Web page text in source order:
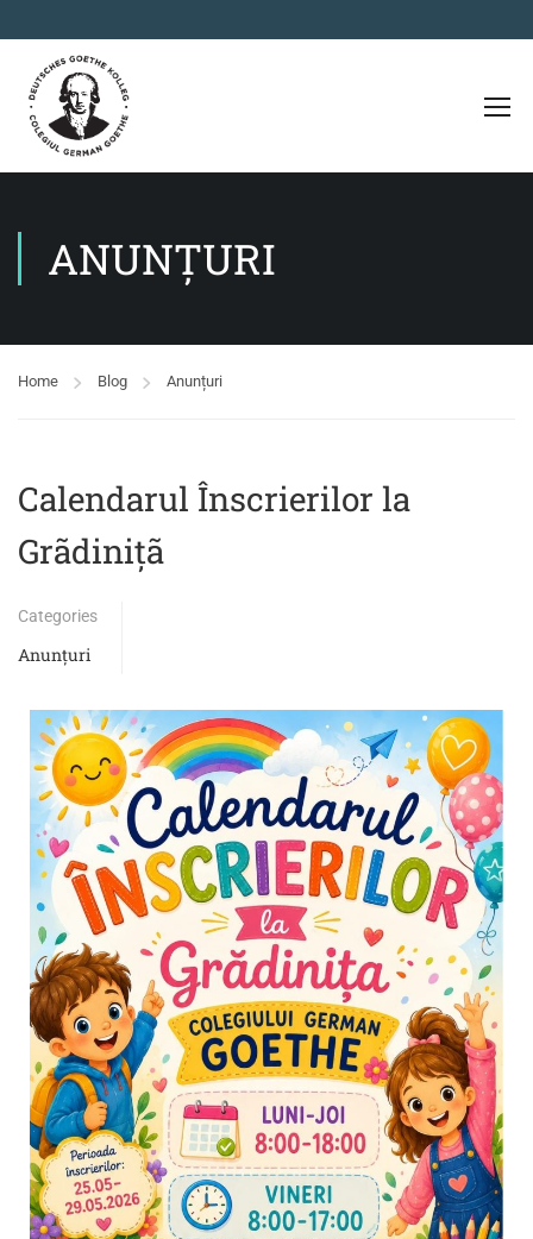
ANUNȚURI
Home Blog Anunțuri
Calendarul Înscrierilor la
Grãdiniţã
Categories
Anunțuri